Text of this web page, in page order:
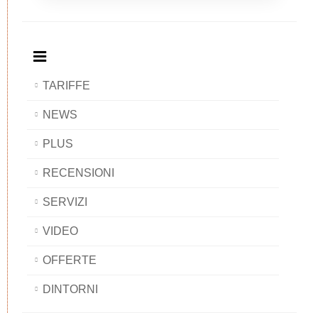
TARIFFE
NEWS
PLUS
RECENSIONI
SERVIZI
VIDEO
OFFERTE
DINTORNI